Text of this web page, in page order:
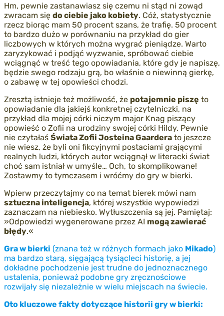
Hm, pewnie zastanawiasz się czemu ni stąd ni zowąd
zwracam się do ciebie jako kobiety. Cóż, statystycznie
rzecz biorąc mam 50 procent szans, że trafię. 50 procent
to bardzo dużo w porównaniu na przykład do gier
liczbowych w których można wygrać pieniądze. Warto
zaryzykować i podjąć wyzwanie, spróbować ciebie
wciągnąć w treść tego opowiadania, które gdy je napiszę,
będzie swego rodzaju grą, bo właśnie o niewinną gierkę,
o zabawę w tej opowieści chodzi.
Zresztą istnieje też możliwość, że potajemnie piszę to
opowiadanie dla jakiejś konkretnej czytelniczki, na
przykład dla mojej córki niczym major Knag piszący
opowieść o Zofii na urodziny swojej córki Hildy. Pewnie
nie czytałaś Świata Zofii JosteinaGaardera to jeszcze
nie wiesz, że byli oni fikcyjnymi postaciami grającymi
realnych ludzi, których autor wciągnął w literacki świat
choć sam istniał w umyśle… Och, to skomplikowane!
Zostawmy to tymczasem i wróćmy do gry w bierki.
Wpierw przeczytajmy co na temat bierek mówi nam
sztuczna inteligencja, której wszystkie wypowiedzi
zaznaczam na niebiesko. Wytłuszczenia są jej. Pamiętaj:
»Odpowiedzi wygenerowane przez AI mogą zawierać
błędy.«
Gra w bierki (znana też w różnych formach jako Mikado)
ma bardzo starą, sięgającą tysiącleci historię, a jej
dokładne pochodzenie jest trudne do jednoznacznego
ustalenia, ponieważ podobne gry zręcznościowe
rozwijały się niezależnie w wielu miejscach na świecie.
Oto kluczowe fakty dotyczące historii gry w bierki: